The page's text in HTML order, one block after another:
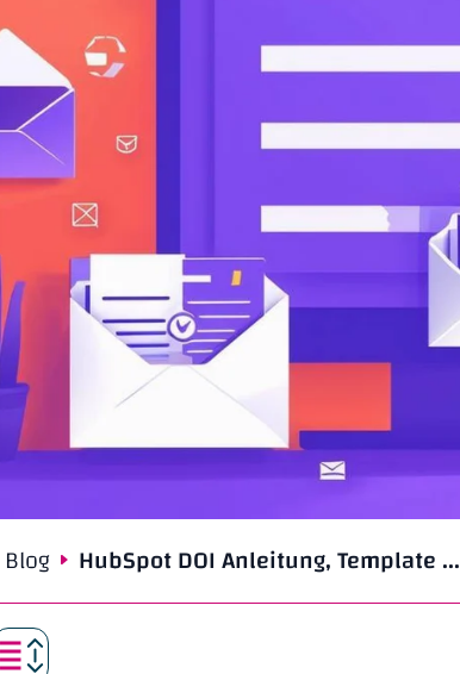
Blog HubSpot DOI Anleitung, Template ...